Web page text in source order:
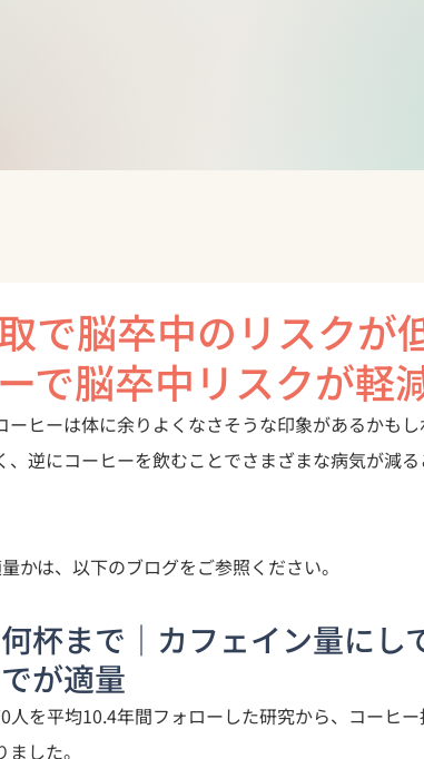
で脳卒中のリスクが
で脳卒中リスクが軽
ヒーは体に余りよくなさそうな印象があるかもし
、逆にコーヒーを飲むことでさまざまな病気が減
かは、以下のブログをご参照ください。
杯まで｜カフェイン量にし
が適量
人を平均10.4年間フォローした研究から、コーヒ
した。